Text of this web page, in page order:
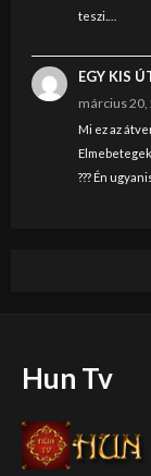
teszi.…
EGY KIS
március 20,
Mi ez az
??? Én
Hun Tv